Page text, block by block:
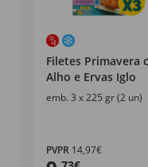
Filetes Primavera
Alho e Ervas Iglo
emb. 3 x 225 gr (2 un)
PVPR 14,97€